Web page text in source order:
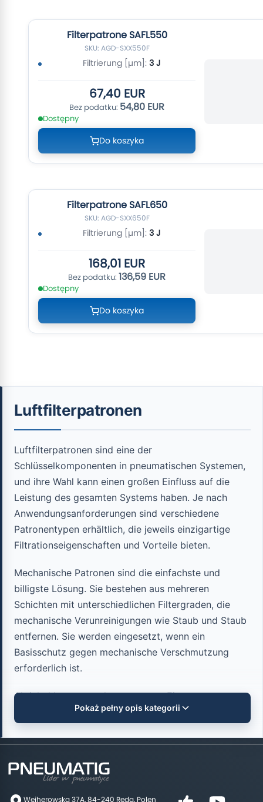
Filterpatrone SAFL550
SKU: AGD-SXX550F
Filtrierung [µm]: 3 J
67,40 EUR
54,80 EUR
Dostępny
Do koszyka
Filterpatrone SAFL650
SKU: AGD-SXX650F
Filtrierung [µm]: 3 J
168,01 EUR
136,59 EUR
Dostępny
Do koszyka
Luftfilterpatronen
Luftfilterpatronen sind eine der
Schlüsselkomponenten in pneumatischen Systemen,
und ihre Wahl kann einen großen Einfluss auf die
Leistung des gesamten Systems haben. Je nach
Anwendungsanforderungen sind verschiedene
Patronentypen erhältlich, die jeweils einzigartige
Filtrationseigenschaften und Vorteile bieten.
Mechanische Patronen sind die einfachste und
billigste Lösung. Sie bestehen aus mehreren
Schichten mit unterschiedlichen Filtergraden, die
mechanische Verunreinigungen wie Staub und Staub
entfernen. Sie werden eingesetzt, wenn ein
Basisschutz gegen mechanische Verschmutzung
erforderlich ist.
Aktivkohlepatronen kommen zum Einsatz, wenn
zusätzlicher Schutz vor Geruchsbelästigungen
nur mechanische Verunreinigungen, sondern auch
Gerüche und unangenehmen Geschmack entfernt.
Sie werden häufig dort eingesetzt, wo ein Schutz
Pokaż pełny opis kategorii
Wejherowska 37A, 84-240 Reda, Polen